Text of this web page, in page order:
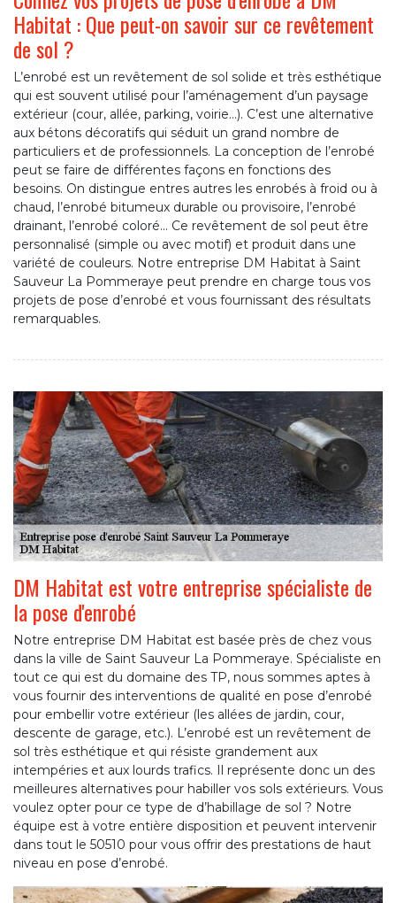
Habitat : Que peut-on savoir sur ce revêtement
de sol ?
L’enrobé est un revêtement de sol solide et très esthétique
qui est souvent utilisé pour l’aménagement d’un paysage
extérieur (cour, allée, parking, voirie…). C’est une alternative
aux bétons décoratifs qui séduit un grand nombre de
particuliers et de professionnels. La conception de l’enrobé
peut se faire de différentes façons en fonctions des
besoins. On distingue entres autres les enrobés à froid ou à
chaud, l’enrobé bitumeux durable ou provisoire, l’enrobé
drainant, l’enrobé coloré... Ce revêtement de sol peut être
personnalisé (simple ou avec motif) et produit dans une
variété de couleurs. Notre entreprise DM Habitat à Saint
Sauveur La Pommeraye peut prendre en charge tous vos
projets de pose d’enrobé et vous fournissant des résultats
remarquables.
DM Habitat est votre entreprise spécialiste de
la pose d'enrobé
Notre entreprise DM Habitat est basée près de chez vous
dans la ville de Saint Sauveur La Pommeraye. Spécialiste en
tout ce qui est du domaine des TP, nous sommes aptes à
vous fournir des interventions de qualité en pose d’enrobé
pour embellir votre extérieur (les allées de jardin, cour,
descente de garage, etc.). L’enrobé est un revêtement de
sol très esthétique et qui résiste grandement aux
intempéries et aux lourds trafics. Il représente donc un des
meilleures alternatives pour habiller vos sols extérieurs. Vous
voulez opter pour ce type de d’habillage de sol ? Notre
équipe est à votre entière disposition et peuvent intervenir
dans tout le 50510 pour vous offrir des prestations de haut
niveau en pose d’enrobé.